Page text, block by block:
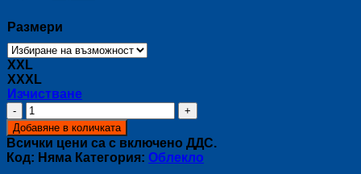
66,50 €.
Размери
XXL
XXXL
Изчистване
количество
за
Рибарски
панталон
BARCA
Добавяне в количката
Всички цени са с включено ДДС.
Код: Няма Категория: Облекло